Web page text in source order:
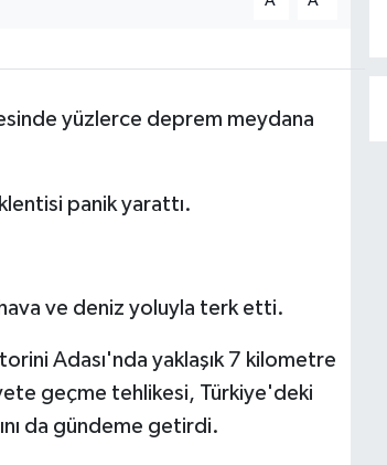
yüzlerce deprem meydana
panik yarattı.
hava ve deniz yoluyla terk etti.
Adası'nda yaklaşık 7 kilometre
geçme tehlikesi, Türkiye'deki
da gündeme getirdi.